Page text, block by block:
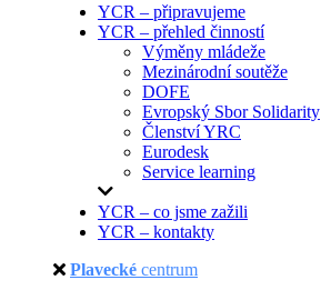
YCR – připravujeme
YCR – přehled činností
Výměny mládeže
Mezinárodní soutěže
DOFE
Evropský Sbor Solidarity
Členství YRC
Eurodesk
Service learning
YCR – co jsme zažili
YCR – kontakty
Plavecké centrum